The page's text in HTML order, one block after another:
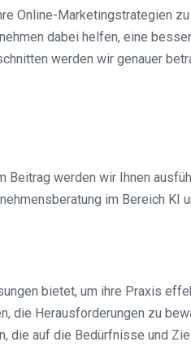
Online-Marketingstrategien
dabei helfen, eine
werden wir genauer
Beitrag werden wir Ihnen
im Bereich KI
bietet, um ihre Praxis
die Herausforderungen zu
die auf die Bedürfnisse und